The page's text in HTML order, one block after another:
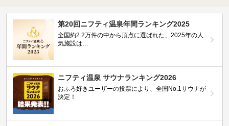
第20回ニフティ温泉年間ランキング2025
全国約2.2万件の中から頂点に選ばれた、2025年の人
気施設は…
ニフティ温泉 サウナランキング2026
おふろ好きユーザーの投票により、全国No.1サウナが
決定！